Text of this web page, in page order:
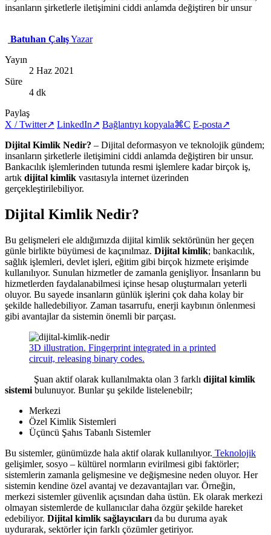
insanların şirketlerle iletişimini ciddi anlamda değiştiren bir unsur
Batuhan ÇalışYazar
Yayın
2 Haz 2021
Süre
4 dk
Paylaş
X / Twitter↗ LinkedIn↗ Bağlantıyı kopyala⌘C E-posta↗
Dijital Kimlik Nedir? – Dijital deformasyon ve teknolojik gündem;
insanların şirketlerle iletişimini ciddi anlamda değiştiren bir unsur.
Bankacılık işlemlerinden tutunda resmi işlemlere kadar birçok iş,
artık dijital kimlik vasıtasıyla internet üzerinden
gerçekleştirilebiliyor.
Dijital Kimlik Nedir?
Bu gelişmeleri ele aldığımızda dijital kimlik sektörünün her geçen
günle birlikte büyümesi de kaçınılmaz. Dijital kimlik; bankacılık,
sağlık işlemleri, devlet işleri, eğitim gibi birçok hizmete erişimde
kullanılıyor. Sunulan hizmetler de zamanla genişliyor. İnsanların bu
hizmetlerden faydalanabilmesi içinse hesap oluşturmaları yeterli
oluyor. Bu sayede insanların günlük işlerini çok daha kolay bir
şekilde halledebiliyor. Zaman tasarrufu, enerji kaybının önlenmesi
gibi avantajlar da sistemin önemli bir parçası.
3D illustration. Fingerprint integrated in a printed
circuit, releasing binary codes.
Şuan aktif olarak kullanılmakta olan 3 farklı dijital kimlik
sistemi bulunuyor. Bunlar şu şekilde listelenebilr;
Merkezi
Özel Kimlik Sistemleri
Üçüncü Şahıs Tabanlı Sistemler
Bu sistemler, günümüzde hala aktif olarak kullanılıyor. Teknolojik
gelişimler, sosyo – kültürel normların evirilmesi gibi faktörler;
sistemlerin zamanla gelişmesine ve değişmesine neden oluyor. Her
sistemin kendine özel avantaj ve dezavantajları var. Örneğin,
merkezi sistemler güvenlik açısından daha üstün. Ek olarak merkezi
olmayan sistemlerde de kullanıcılar daha özgür şekilde hareket
edebiliyor. Dijital kimlik sağlayıcıları da bu duruma ayak
uydurarak, sektörler için farklı çözümler getiriyor.